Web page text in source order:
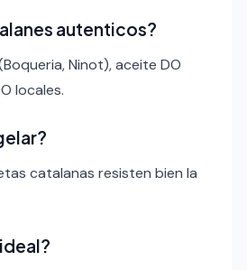
autenticos?
Ninot), aceite DO
locales.
catalanas resisten bien la